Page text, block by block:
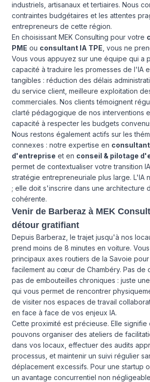
industriels, artisanaux et tertiaires. Nous
contraintes budgétaires et les attentes
entrepreneurs de cette région.
En choisissant MEK Consulting pour votre
PME ou consultant IA TPE , vous ne
Vous vous appuyez sur une équipe qui a
capacité à traduire les promesses de l'IA
tangibles : réduction des délais
du service client, meilleure exploitation
commerciales. Nos clients témoignent
clarté pédagogique de nos interventions
capacité à respecter les budgets
Nous restons également actifs sur les
connexes : notre expertise en
d'entreprise et en conseil & pilotage
permet de contextualiser votre transition
stratégie entrepreneuriale plus large. L'IA
; elle doit s'inscrire dans une architecture
cohérente.
Venir de Barberaz à MEK
détour gratifiant
Depuis Barberaz, le trajet jusqu'à nos
prend moins de 8 minutes en voiture.
principaux axes routiers de la Savoie
facilement au cœur de Chambéry. Pas de
pas de embouteilles chroniques : juste
qui vous permet de rencontrer
de visiter nos espaces de travail
en face à face de vos enjeux IA.
Cette proximité est précieuse. Elle signifie
pouvons organiser des ateliers de
dans vos locaux, effectuer des audits
processus, et maintenir un suivi régulier
déplacement excessifs. Pour une startup
un avantage concurrentiel non